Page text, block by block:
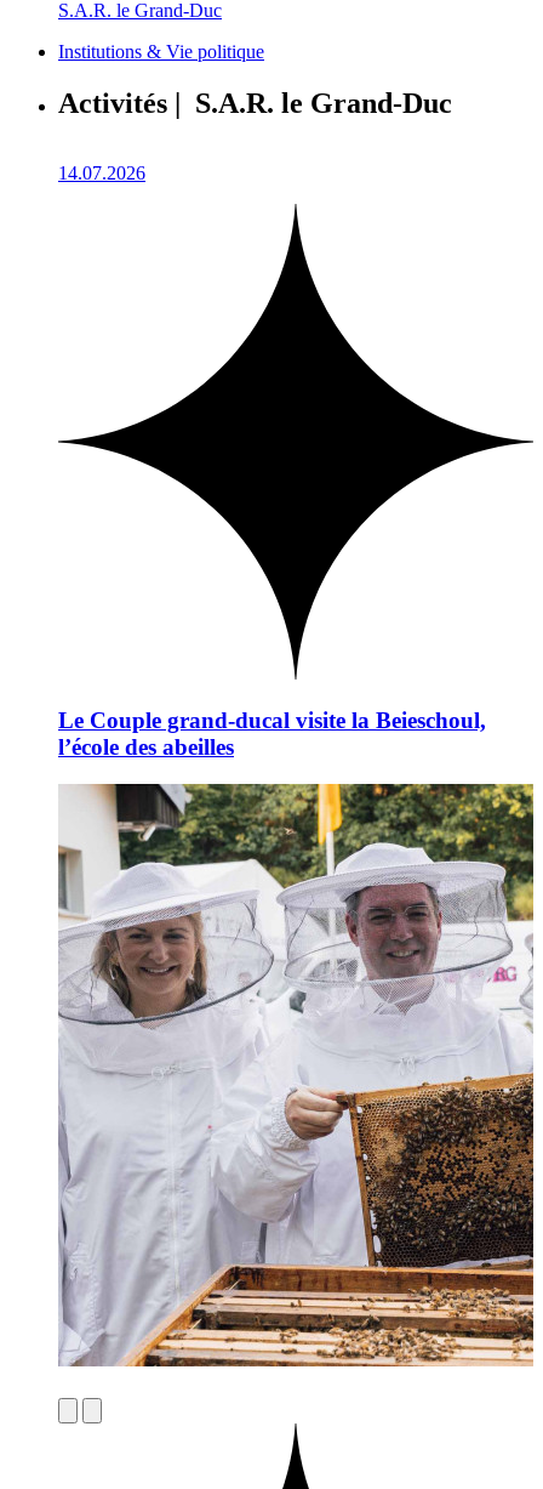
S.A.R. le Grand-Duc
Institutions & Vie politique
Activités | S.A.R. le Grand-Duc
14.07.2026
Le Couple grand-ducal visite la Beieschoul,
l’école des abeilles